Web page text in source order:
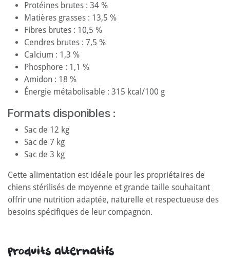
Protéines brutes : 34 %
Matières grasses : 13,5 %
Fibres brutes : 10,5 %
Cendres brutes : 7,5 %
Calcium : 1,3 %
Phosphore : 1,1 %
Amidon : 18 %
Énergie métabolisable : 315 kcal/100 g
Formats disponibles :
Sac de 12 kg
Sac de 7 kg
Sac de 3 kg
Cette alimentation est idéale pour les propriétaires de
chiens stérilisés de moyenne et grande taille souhaitant
offrir une nutrition adaptée, naturelle et respectueuse des
besoins spécifiques de leur compagnon.
Produits alternatifs